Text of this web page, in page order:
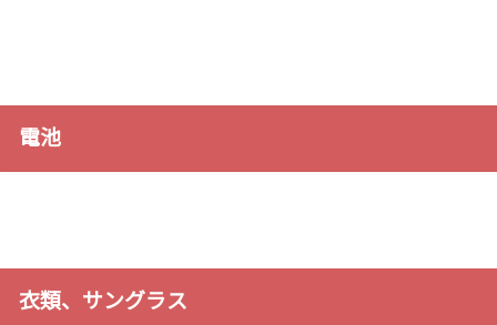
電池
衣類、サングラス